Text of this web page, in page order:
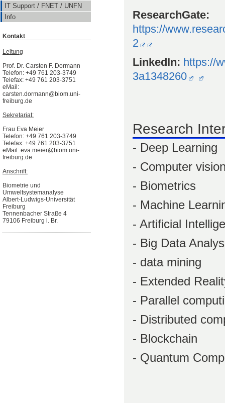
IT Support / FNET / UNFN
Info
Kontakt
Leitung
Prof. Dr. Carsten F. Dormann
Telefon: +49 761 203-3749
Telefax: +49 761 203-3751
eMail:
carsten.dormann@biom.uni-
freiburg.de
Sekretariat:
Frau Eva Meier
Telefon: +49 761 203-3749
Telefax: +49 761 203-3751
eMail: eva.meier@biom.uni-
freiburg.de
Anschrift:
Biometrie und
Umweltsystemanalyse
Albert-Ludwigs-Universität
Freiburg
Tennenbacher Straße 4
79106 Freiburg i. Br.
ResearchGate:
https://
2
LinkedIn: https://
3a1348260
Research
- Deep Learning
- Computer
- Biometrics
- Machine
- Artificial
- Big Data
- data mining
- Extended
- Parallel
- Distributed
- Blockchain
- Quantum